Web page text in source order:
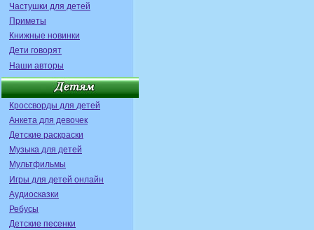
Частушки для детей
Приметы
Книжные новинки
Дети говорят
Наши авторы
Кроссворды для детей
Анкета для девочек
Детские раскраски
Музыка для детей
Мультфильмы
Игры для детей онлайн
Аудиосказки
Ребусы
Детские песенки